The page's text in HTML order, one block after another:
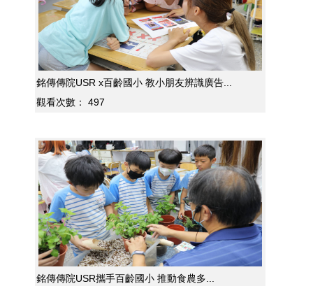
銘傳傳院USR x百齡國小 教小朋友辨識廣告...
觀看次數：
497
銘傳傳院USR攜手百齡國小 推動食農多...